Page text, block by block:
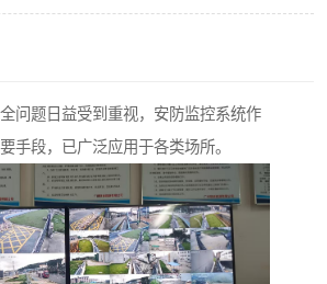
问题日益受到重视，安防监控系统作
手段，已广泛应用于各类场所。